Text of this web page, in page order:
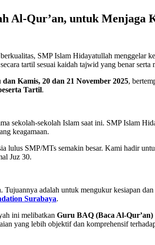
Al-Qur’an, untuk Menjaga
SMP Islam Hidayatullah menggelar
tartil sesuai kaidah tajwid yang benar
dan Kamis, 20 dan 21 November 2025,
Tartil.
sekolah-sekolah Islam saat ini. SMP Islam
keagamaan.
lulus SMP/MTs semakin besar. Kami hadir
Juz 30.
adalah untuk mengukur kesiapan
Surabaya.
ini melibatkan Guru BAQ (Baca Al-
yang lebih objektif dan komprehensif